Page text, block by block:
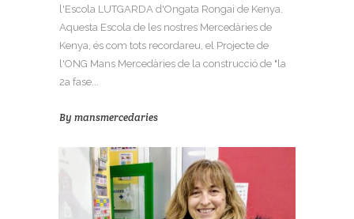
l'Escola LUTGARDA d'Ongata Rongai de Kenya.
Aquesta Escola de les nostres Mercedàries de
Kenya, és com tots recordareu, el Projecte de
l'ONG Mans Mercedàries de la construcció de "la
2a fase...
By mansmercedaries